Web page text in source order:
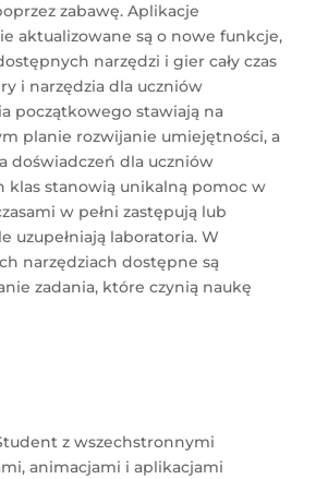
zabawę. Aplikacje
aktualizowane są o nowe funkcje,
narzędzi i gier cały czas
i narzędzia dla uczniów
początkowego stawiają na
planie rozwijanie umiejętności, a
doświadczeń dla uczniów
klas stanowią unikalną pomoc w
w pełni zastępują lub
uzupełniają laboratoria. W
narzędziach dostępne są
zadania, które czynią naukę
z wszechstronnymi
animacjami i aplikacjami